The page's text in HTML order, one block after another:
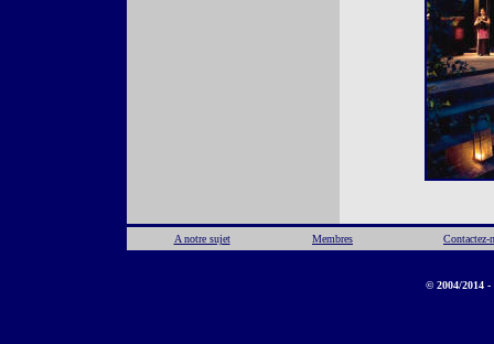
A notre sujet Membres Contactez-
© 2004/2014